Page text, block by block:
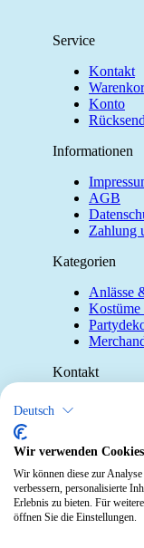
Service
Kontakt
Konto
Informationen
AGB
Zahlung
Kategorien
Anlässe
Kontakt
Social:
Online-
Deutsch
Wir verwenden Cookies
Wir können diese zur Analyse
verbessern, personalisierte
Erlebnis zu bieten. Für
öffnen Sie die Einstellungen.